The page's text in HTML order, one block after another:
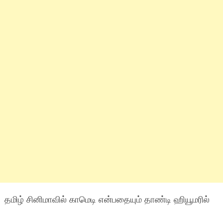
தமிழ் சினிமாவில் காமெடி என்பதையும் தாண்டி ஹியூமரில்